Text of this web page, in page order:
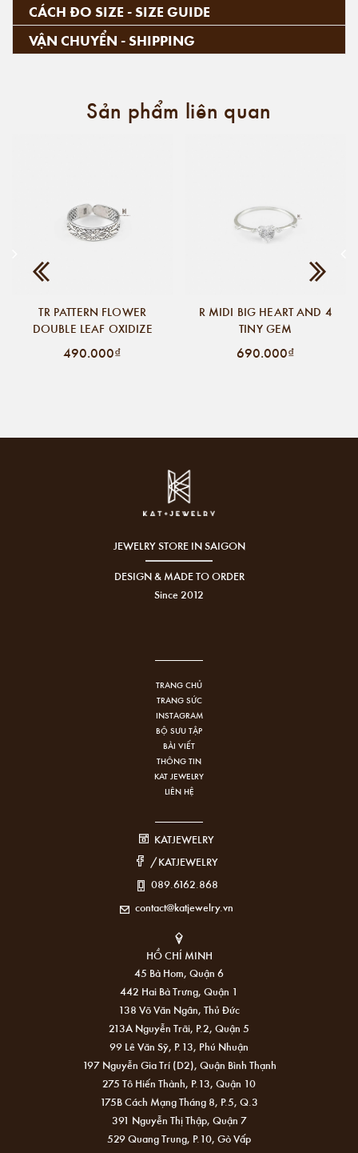
CÁCH ĐO SIZE - SIZE GUIDE
VẬN CHUYỂN - SHIPPING
Sản phẩm liên quan
TR PATTERN FLOWER
DOUBLE LEAF OXIDIZE
490.000₫
R MIDI BIG HEART AND 4
TINY GEM
690.000₫
JEWELRY STORE IN SAIGON
DESIGN & MADE TO ORDER
Since 2012
TRANG CHỦ
TRANG SỨC
INSTAGRAM
BỘ SƯU TẬP
BÀI VIẾT
THÔNG TIN
KAT JEWELRY
LIÊN HỆ
KATJEWELRY
/KATJEWELRY
089.6162.868
contact@katjewelry.vn
HỒ CHÍ MINH
45 Bà Hom, Quận 6
442 Hai Bà Trưng, Quận 1
138 Võ Văn Ngân, Thủ Đức
213A Nguyễn Trãi, P.2, Quận 5
99 Lê Văn Sỹ, P.13, Phú Nhuận
197 Nguyễn Gia Trí (D2), Quận Bình Thạnh
275 Tô Hiến Thành, P.13, Quận 10
175B Cách Mạng Tháng 8, P.5, Q.3
391 Nguyễn Thị Thập, Quận 7
529 Quang Trung, P.10, Gò Vấp